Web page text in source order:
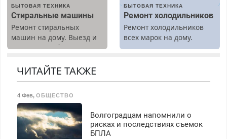
БЫТОВАЯ ТЕХНИКА
Стиральные машины
Ремонт стиральных
машин на дому. Выезд и
диагностика бесплатно.
БЫТОВАЯ ТЕХНИКА
Ремонт холодильников
Ремонт холодильников
всех марок на дому.
ЧИТАЙТЕ ТАКЖЕ
4 Фев, ОБЩЕСТВО
Волгоградцам напомнили о
рисках и последствиях съемок
БПЛА